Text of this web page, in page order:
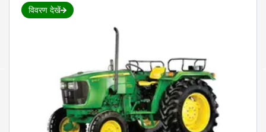
विवरण देखें